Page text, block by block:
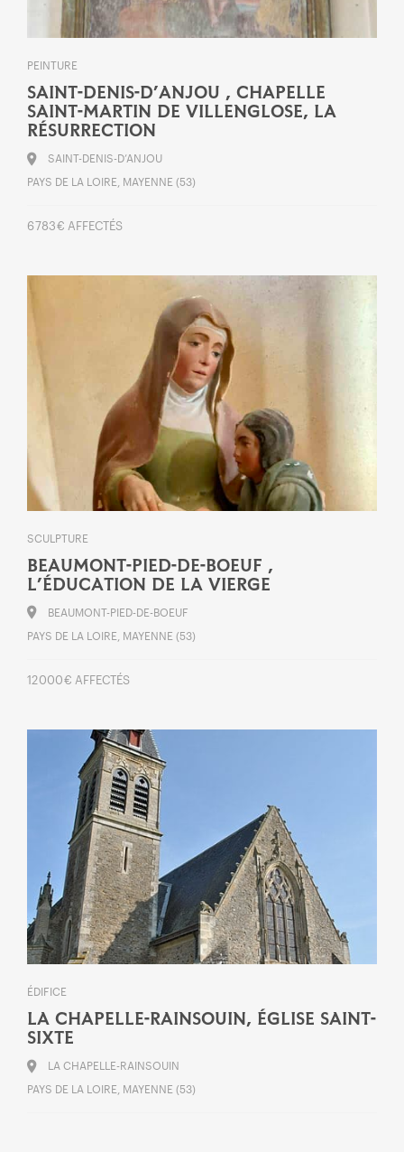
PEINTURE
SAINT-DENIS-D’ANJOU , CHAPELLE
SAINT-MARTIN DE VILLENGLOSE, LA
RÉSURRECTION
SAINT-DENIS-D’ANJOU
PAYS DE LA LOIRE, MAYENNE (53)
6 783 € AFFECTÉS
SCULPTURE
BEAUMONT-PIED-DE-BOEUF ,
L’ÉDUCATION DE LA VIERGE
BEAUMONT-PIED-DE-BOEUF
PAYS DE LA LOIRE, MAYENNE (53)
12 000 € AFFECTÉS
ÉDIFICE
LA CHAPELLE-RAINSOUIN, ÉGLISE SAINT-
SIXTE
LA CHAPELLE-RAINSOUIN
PAYS DE LA LOIRE, MAYENNE (53)